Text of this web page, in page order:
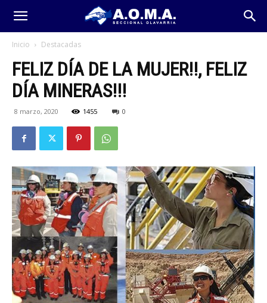
Inicio Destacadas
FELIZ DÍA DE LA MUJER!!, FELIZ
DÍA MINERAS!!!
8 marzo, 2020 1455 0